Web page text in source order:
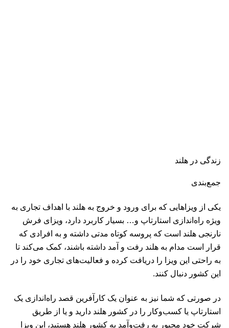
زندگی در هلند
جمع‌بندی
یکی از ویزاهایی که برای ورود و خروج به هلند با اهداف تجاری به
ویژه راه‌اندازی استارتاپو… بسیار کاربرد دارد، ویزای فرش
نارنجی هلند است که پروسه کوتاه مدتی داشته و به افرادی که
قرار است مدام به هلند رفت و آمد داشته باشند، کمک می‌کند تا
به راحتی این ویزا را دریافت کرده و فعالیت‌های تجاری خود را در
این کشور دنبال کنند.
در صورتی که شما نیز به عنوان یک کارآفرین قصد راه‌اندازی یک
استارتاپ یا کسب‌وکار را در کشور هلند دارید و یا از طریق
شرکت خود مجبور به رفت‌وآمد به کشور هلند هستید، این ویزا